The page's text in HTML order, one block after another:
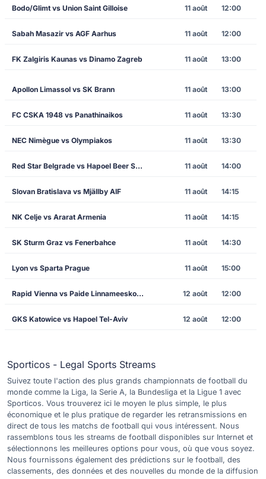
Bodo/Glimt vs Union Saint Gilloise 11 août 12:00
Sabah Masazir vs AGF Aarhus 11 août 12:00
FK Zalgiris Kaunas vs Dinamo Zagreb 11 août 13:00
Apollon Limassol vs SK Brann 11 août 13:00
FC CSKA 1948 vs Panathinaikos 11 août 13:30
NEC Nimègue vs Olympiakos 11 août 13:30
Red Star Belgrade vs Hapoel Beer Sheva 11 août 14:00
Slovan Bratislava vs Mjällby AIF 11 août 14:15
NK Celje vs Ararat Armenia 11 août 14:15
SK Sturm Graz vs Fenerbahce 11 août 14:30
Lyon vs Sparta Prague 11 août 15:00
Rapid Vienna vs Paide Linnameeskond 12 août 12:00
GKS Katowice vs Hapoel Tel-Aviv 12 août 12:00
Sporticos - Legal Sports Streams
Suivez toute l'action des plus grands championnats de football du
monde comme la Liga, la Serie A, la Bundesliga et la Ligue 1 avec
Sporticos. Vous trouverez ici le moyen le plus simple, le plus
économique et le plus pratique de regarder les retransmissions en
direct de tous les matchs de football qui vous intéressent. Nous
rassemblons tous les streams de football disponibles sur Internet et
sélectionnons les meilleures options pour vous, où que vous soyez.
Nous fournissons également des prédictions sur le football, des
classements, des données et des nouvelles du monde de la diffusion